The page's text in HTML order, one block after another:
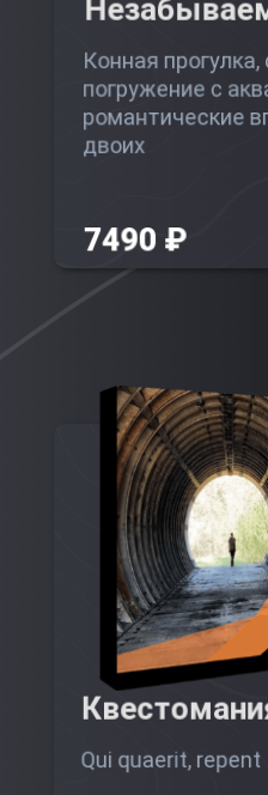
Конная
погружение с
романтические
двоих
7490 ₽
Qui quaerit, repent